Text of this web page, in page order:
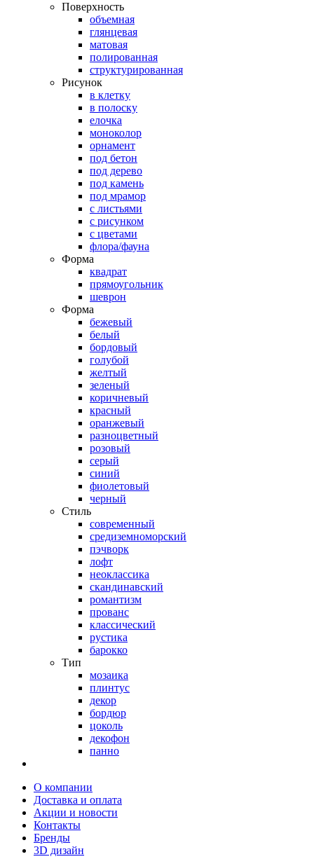
Поверхность
объемная
глянцевая
матовая
полированная
структурированная
Рисунок
в клетку
в полоску
елочка
моноколор
орнамент
под бетон
под дерево
под камень
под мрамор
с листьями
с рисунком
с цветами
флора/фауна
Форма
квадрат
прямоугольник
шеврон
Форма
бежевый
белый
бордовый
голубой
желтый
зеленый
коричневый
красный
оранжевый
разноцветный
розовый
серый
синий
фиолетовый
черный
Стиль
современный
средиземноморский
пэчворк
лофт
неоклассика
скандинавский
романтизм
прованс
классический
рустика
барокко
Тип
мозаика
плинтус
декор
бордюр
цоколь
декофон
панно
О компании
Доставка и оплата
Акции и новости
Контакты
Бренды
3D дизайн